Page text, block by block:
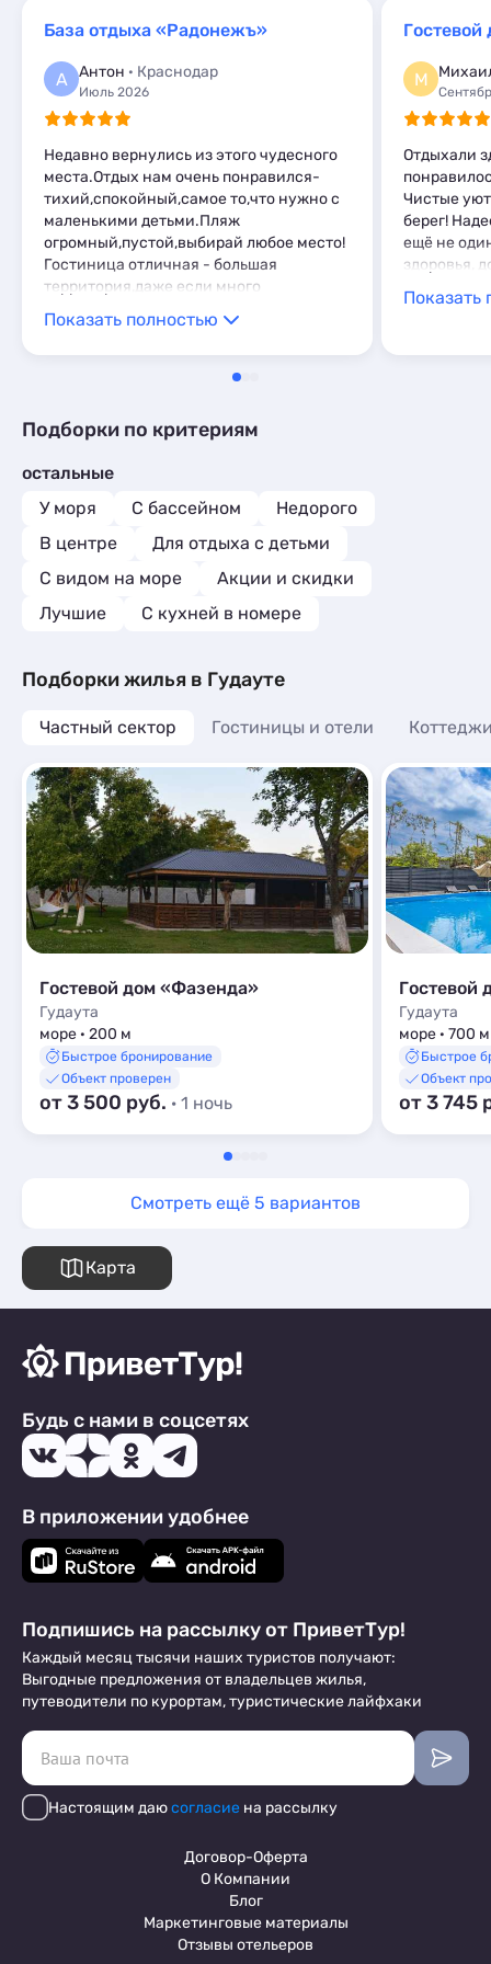
Шале 2
База отдыха «Радонежъ»
А Антон · Краснодар
Июль 2026
Недавно вернулись из этого чудесного
места.Отдых нам очень понравился-
тихий,спокойный,самое то,что нужно с
маленькими детьми.Пляж
огромный,пустой,выбирай любое место!
Гостиница отличная - большая
территория,даже если много
проживающих,никто никому не
мешает.Мы проживали в корпусе на 1м
этаже,номер большой,нам с 3 детьми
было не тесно.Есть всё необходимое для
плита,холодильник,микроволновая,чайник.Есть
ещё общая кухня.Отдельно хочу
человек,порядочный,всегда на
связи,решает все вопросы,у неё можно
общем,отдых нам понравился,через 2
недели поедем туда снова
Показать полностью
М
Отдыхали
Чистые
берег!
ещё не
здоровья,
Показать
Подборки по критериям
остальные
У моря
С бассейном
Недорого
В центре
Для отдыха с детьми
С видом на море
Акции и скидки
Лучшие
C кухней в номере
Подборки жилья в Гудауте
Частный сектор Гостиницы и отели
Гостевой дом «Фазенда»
Гудаута
море · 200 м
Быстрое бронирование
Объект проверен
от 3 500 руб. · 1 ночь
Гостевой
Гудаута
море · 700 м
Быстрое
Объект
от 3 745
Смотреть ещё 5 вариантов
Карта
Будь с нами в соцсетях
В приложении удобнее
Подпишись на рассылку от ПриветТур!
Каждый месяц тысячи наших туристов получают:
Выгодные предложения от владельцев жилья,
путеводители по курортам, туристические лайфхаки
Настоящим даюсогласие на рассылку
Договор-Оферта
О Компании
Блог
Маркетинговые материалы
Отзывы отельеров